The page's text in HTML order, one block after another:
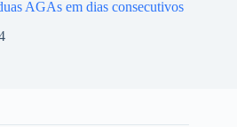
AGAs em dias consecutivos